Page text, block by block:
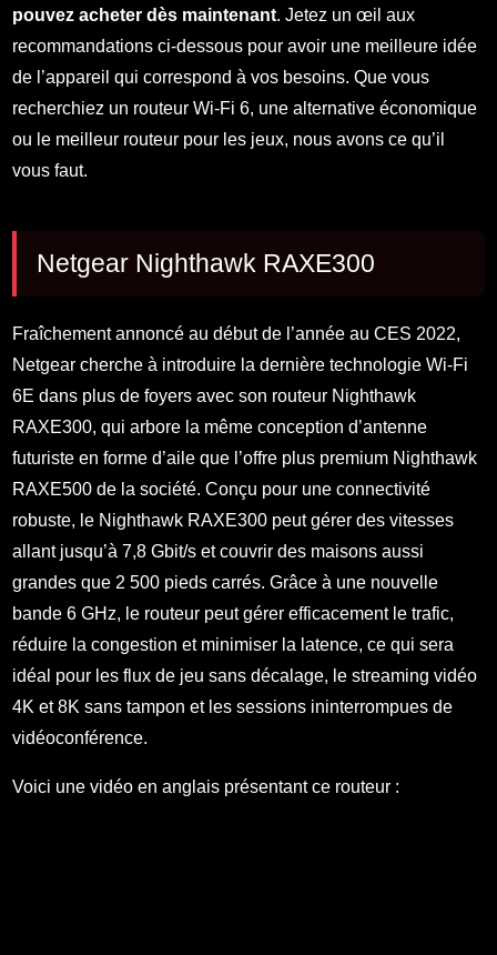
pouvez acheter dès maintenant. Jetez un œil aux
recommandations ci-dessous pour avoir une meilleure idée
de l’appareil qui correspond à vos besoins. Que vous
recherchiez un routeur Wi-Fi 6, une alternative économique
ou le meilleur routeur pour les jeux, nous avons ce qu’il
vous faut.
Netgear Nighthawk RAXE300
Fraîchement annoncé au début de l’année au CES 2022,
Netgear cherche à introduire la dernière technologie Wi-Fi
6E dans plus de foyers avec son routeur Nighthawk
RAXE300, qui arbore la même conception d’antenne
futuriste en forme d’aile que l’offre plus premium Nighthawk
RAXE500 de la société. Conçu pour une connectivité
robuste, le Nighthawk RAXE300 peut gérer des vitesses
allant jusqu’à 7,8 Gbit/s et couvrir des maisons aussi
grandes que 2 500 pieds carrés. Grâce à une nouvelle
bande 6 GHz, le routeur peut gérer efficacement le trafic,
réduire la congestion et minimiser la latence, ce qui sera
idéal pour les flux de jeu sans décalage, le streaming vidéo
4K et 8K sans tampon et les sessions ininterrompues de
vidéoconférence.
Voici une vidéo en anglais présentant ce routeur :